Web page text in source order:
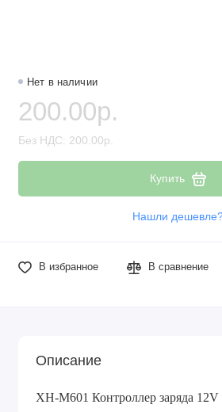
Нет в наличии
200.00р.
Без НДС: 200.00р.
Купить
Нашли
В избранное В сравнение
Описание
XH-M601 Контроллер заряда 12V